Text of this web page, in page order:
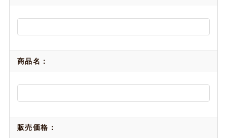
商品名：
販売価格：